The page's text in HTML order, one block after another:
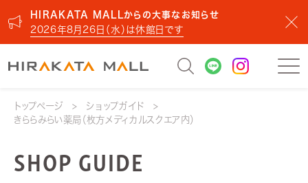
HIRAKATA MALLからの大事なお知らせ
2026年8月26日（水）は休館日です
トップページ
ショップガイド
きららみらい薬局（枚方メディカルスクエア内）
SHOP GUIDE